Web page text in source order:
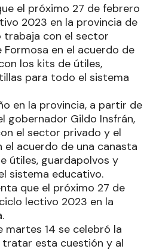
el próximo 27 de febrero
2023 en la provincia de
trabaja con el sector
Formosa en el acuerdo de
los kits de útiles,
para todo el sistema
en la provincia, a partir de
gobernador Gildo Insfrán,
el sector privado y el
el acuerdo de una canasta
útiles, guardapolvos y
sistema educativo.
que el próximo 27 de
lectivo 2023 en la
martes 14 se celebró la
esta cuestión y al